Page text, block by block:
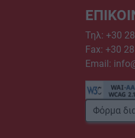
Τηλ: +30
Fax: +30
Email:
Φόρμα